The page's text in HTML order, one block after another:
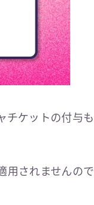
チケットの付与も
用されませんので